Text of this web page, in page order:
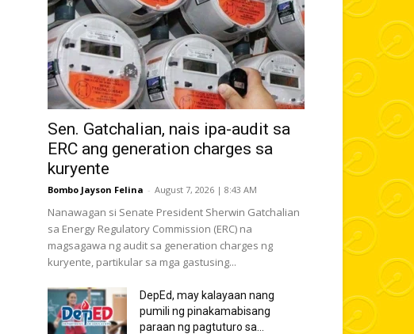
Sen. Gatchalian, nais ipa-audit sa
ERC ang generation charges sa
kuryente
Bombo Jayson Felina - August 7, 2026 | 8:43 AM
Nanawagan si Senate President Sherwin Gatchalian
sa Energy Regulatory Commission (ERC) na
magsagawa ng audit sa generation charges ng
kuryente, partikular sa mga gastusing...
DepEd, may kalayaan nang
pumili ng pinakamabisang
paraan ng pagtuturo sa...